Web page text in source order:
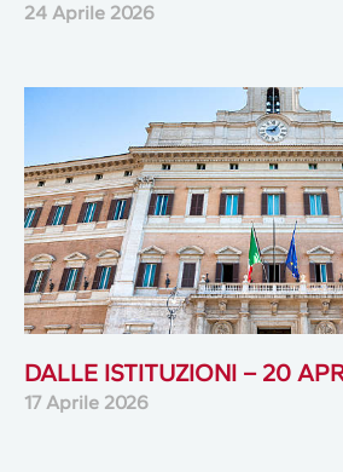
24 Aprile 2026
DALLE ISTITUZIONI – 20
17 Aprile 2026